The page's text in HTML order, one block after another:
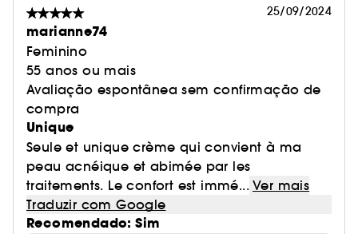
25/09/2024
marianne74
Feminino
55 anos ou mais
Avaliação espontânea sem confirmação de
compra
Unique
Seule et unique crème qui convient à ma
peau acnéique et abimée par les
traitements. Le confort est immé... Ver mais
Traduzir com Google
Recomendado: Sim